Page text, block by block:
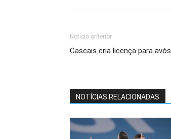
Notícia anterior
Cascais cria licença para avós
NOTÍCIAS RELACIONADAS